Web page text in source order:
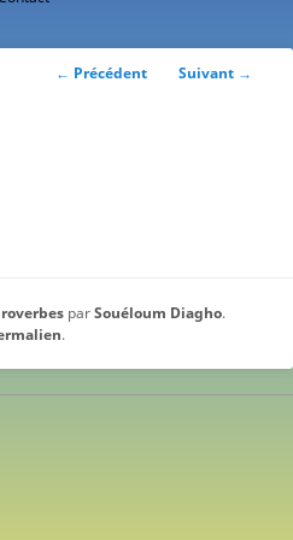
Navigation
← Précédent Suivant →
parSouéloum Diagho.
.